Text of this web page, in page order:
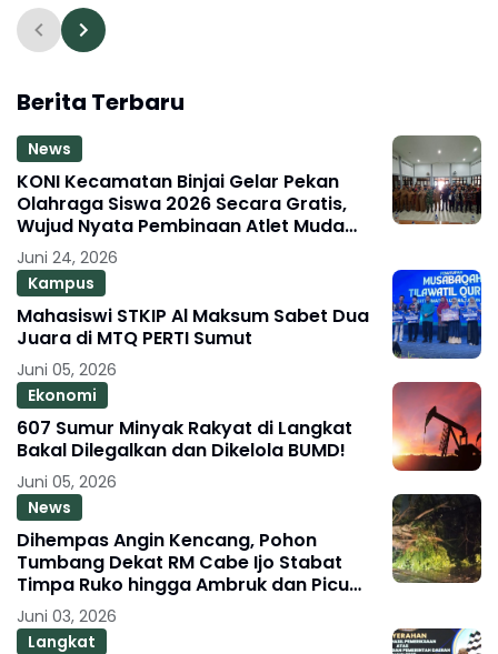
Berita Terbaru
News
KONI Kecamatan Binjai Gelar Pekan
Olahraga Siswa 2026 Secara Gratis,
Wujud Nyata Pembinaan Atlet Muda
Berprestasi
Juni 24, 2026
Kampus
Mahasiswi STKIP Al Maksum Sabet Dua
Juara di MTQ PERTI Sumut
Juni 05, 2026
Ekonomi
607 Sumur Minyak Rakyat di Langkat
Bakal Dilegalkan dan Dikelola BUMD!
Juni 05, 2026
News
Dihempas Angin Kencang, Pohon
Tumbang Dekat RM Cabe Ijo Stabat
Timpa Ruko hingga Ambruk dan Picu
Macet Parah
Juni 03, 2026
Langkat